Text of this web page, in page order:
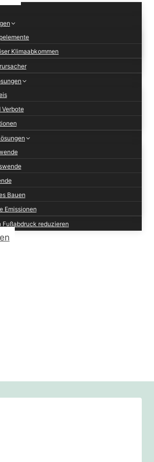
Klimaabkommen
Verbote
Bauen
Emissionen
Fußabdruck reduzieren